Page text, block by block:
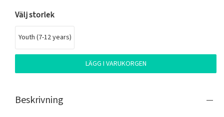
Välj storlek
Youth (7-12 years)
LÄGG I VARUKORGEN
Beskrivning